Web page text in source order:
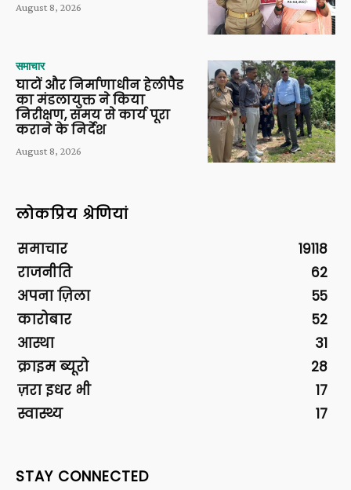
August 8, 2026
समाचार
घाटों और निर्माणाधीन हेलीपैड
का मंडलायुक्त ने किया
निरीक्षण, समय से कार्य पूरा
कराने के निर्देश
August 8, 2026
लोकप्रिय श्रेणियां
समाचार
19118
राजनीति
62
अपना ज़िला
55
कारोबार
52
आस्था
31
क्राइम ब्यूरो
28
ज़रा इधर भी
17
स्वास्थ्य
17
STAY CONNECTED